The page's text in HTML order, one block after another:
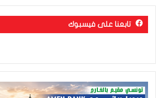
تابعنا على فيسبوك